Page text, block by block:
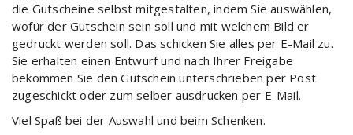
die Gutscheine selbst mitgestalten, indem Sie auswählen,
wofür der Gutschein sein soll und mit welchem Bild er
gedruckt werden soll. Das schicken Sie alles per E-Mail zu.
Sie erhalten einen Entwurf und nach Ihrer Freigabe
bekommen Sie den Gutschein unterschrieben per Post
zugeschickt oder zum selber ausdrucken per E-Mail.
Viel Spaß bei der Auswahl und beim Schenken.